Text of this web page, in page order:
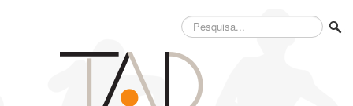
Pesquisa...